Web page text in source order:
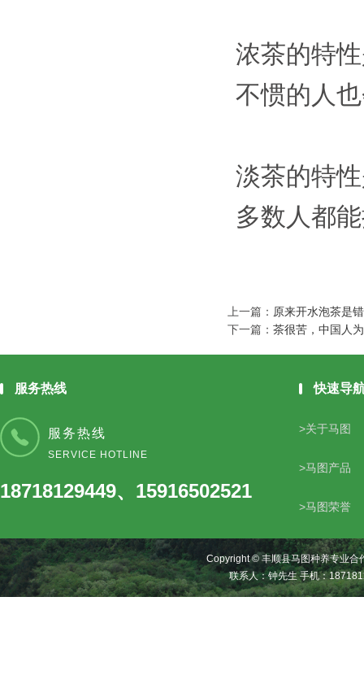
浓茶的特
不惯的人
淡茶的特
多数人都
上一篇： 原来开水泡茶是
下一篇： 茶很苦，中国人
服务热线
服务热线
SERVICE HOTLINE
18718129449、15916502521
快速导
>关于马图
>马图产品
>马图荣誉
Copyright © 丰顺县马图种养专业合
联系人：钟先生 手机：